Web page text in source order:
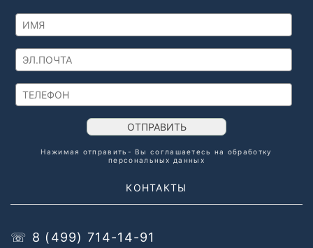
ОТПРАВИТЬ
Нажимая отправить- Вы соглашаетесь на обработку
персональных данных
КОНТАКТЫ
☏ 8 (499) 714-14-91